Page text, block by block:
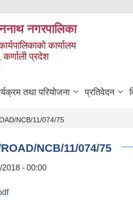
नगरपालिका
कार्यालय
कर्णाली प्रदेश
तथा परियोजना प्रतिवेदन
NCB/11/074/75
ROAD/NCB/11/074/75
2018 - 00:00